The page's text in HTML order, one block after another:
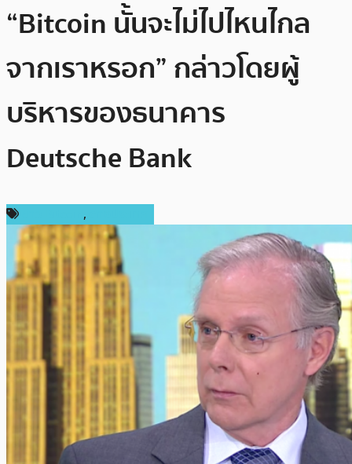
“Bitcoin นั้นจะไม่ไปไหนไกล
จากเราหรอก” กล่าวโดยผู้
บริหารของธนาคาร
Deutsche Bank
,